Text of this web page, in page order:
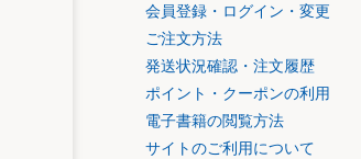
会員登録・ログイン・変更
ご注文方法
発送状況確認・注文履歴
ポイント・クーポンの利用
電子書籍の閲覧方法
サイトのご利用について